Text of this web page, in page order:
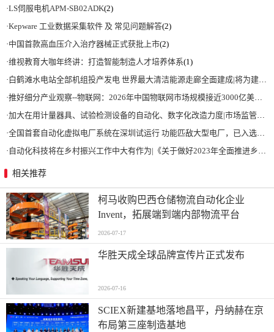
·LS伺服电机APM-SB02ADK(2)
·Kepware 工业数据采集软件 及 常见问题解答(2)
·中国首款高血压介入治疗器械正式获批上市(2)
·维视教育大咖年终讲：打造智能制造人才培养体系(1)
·白鹤滩水电站全部机组投产发电 世界最大清洁能源走廊全面建成|将为建设新型能源体系、保障国家能源安全、实现“双碳”目标提供有力支撑
·推好细分产业观察--物联网：2026年中国物联网市场规模接近3000亿美元 智慧工厂、智慧城市、智慧电网等将占60%以上
·加大在用计量器具、试验检测设备的自动化、数字化改造力度|市场监管总局 工业和信息化部 关于促进企业计量能力提升的指导意见
·全国首套自动化虚拟电厂系统在深圳试运行 功能匹敌大型电厂，已入选国际典型案例
· 自动化科技将在乡村振兴工作中大有作为|《关于做好2023年全面推进乡村振兴重点工作的意见》发布
相关推荐
柯马收购巴西仓储物流自动化企业
Invent，拓展端到端内部物流平台
2026-07-17
华胜天成全球品牌宣传片正式发布
2026-07-16
SCIEX新建基地落地昌平，丹纳赫在京
布局第三座制造基地